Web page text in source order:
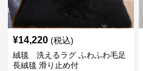
¥14,220 (税込)
絨毯 洗えるラグ ふわふわ毛足
長絨毯 滑り止め付